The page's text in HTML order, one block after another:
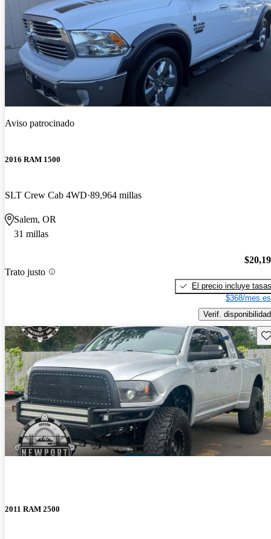
Aviso patrocinado
2016 RAM 1500
SLT Crew Cab 4WD 89,964 millas
Salem, OR
31 millas
Trato justo
El precio incluye tasas
$368/mes
Verif. disponibilidad
2011 RAM 2500